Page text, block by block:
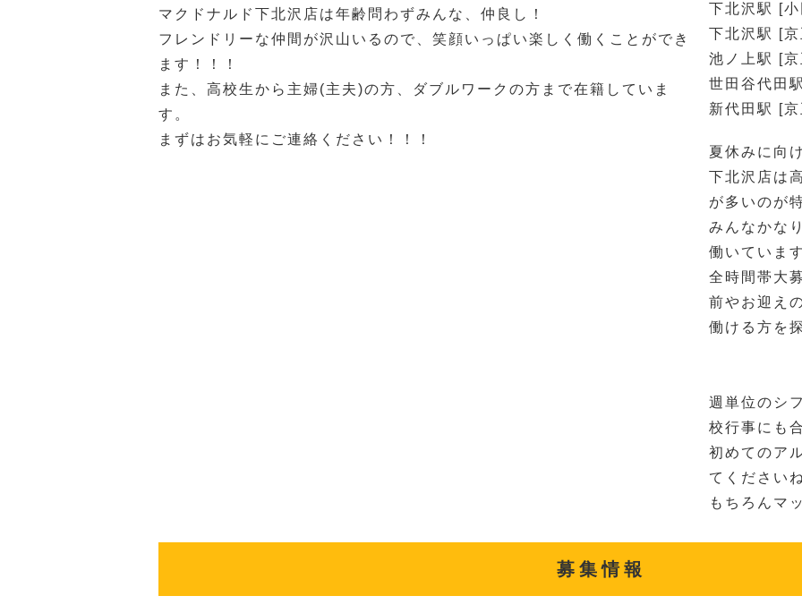
マクドナルド下北沢店は年齢問わずみんな、仲良し！
フレンドリーな仲間が沢山いるので、笑顔いっぱい楽しく働くことができ
ます！！！
また、高校生から主婦(主夫)の方、ダブルワークの方まで在籍していま
す。
まずはお気軽にご連絡ください！！！
下北沢駅 [
下北沢駅 [
池ノ上駅 [
世田谷代田
新代田駅 [
夏休みに向
下北沢店は
が多いのが
みんなかな
働いていま
全時間帯大
前やお迎え
働ける方を
週単位のシ
校行事にも
初めてのア
てください
もちろんマ
募集情報